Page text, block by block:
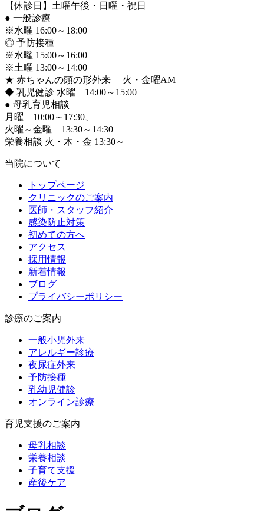
【休診日】土曜午後・日曜・祝日
● 一般診療
※水曜 16:00～18:00
◎ 予防接種
※水曜 15:00～16:00
※土曜 13:00～14:00
★ 赤ちゃんの頭の形外来 火・金曜AM
◆ 乳児健診 水曜 14:00～15:00
● 母乳育児相談
月曜 10:00～17:30、
火曜～金曜 13:30～14:30
栄養相談 火・木・金 13:30～
当院について
トップページ
クリニックのご案内
医師・スタッフ紹介
感染防止対策
初めての方へ
アクセス
採用情報
新着情報
ブログ
プライバシーポリシー
診療のご案内
一般小児外来
アレルギー診療
夜尿症外来
予防接種
乳幼児健診
オンライン診療
育児支援のご案内
母乳相談
栄養相談
子育て支援
産後ケア